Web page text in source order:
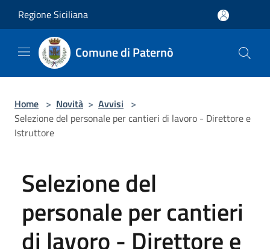
Regione Siciliana
Comune di Paternò
Home > Novità > Avvisi >
Selezione del personale per cantieri di lavoro - Direttore e
Istruttore
Selezione del
personale per cantieri
di lavoro - Direttore e